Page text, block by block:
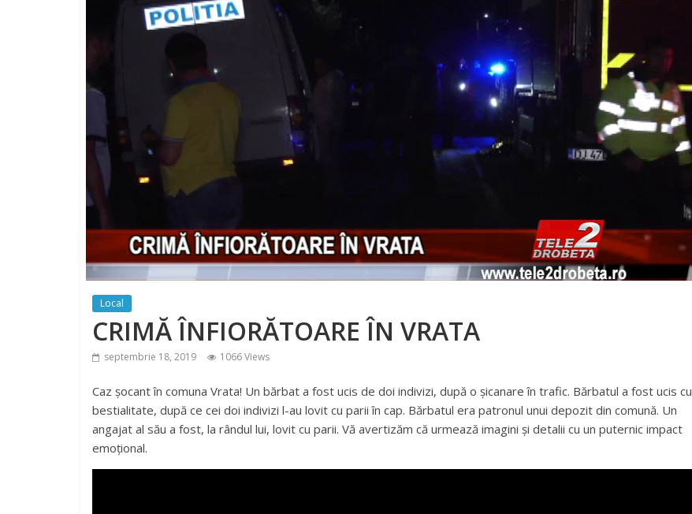
Local
CRIMĂ ÎNFIORĂTOARE ÎN VRATA
septembrie 18, 2019 1066 Views
Caz șocant în comuna Vrata! Un bărbat a fost ucis de doi indivizi, după o șicanare în trafic. Bărbatul a fost ucis cu
bestialitate, după ce cei doi indivizi l-au lovit cu parii în cap. Bărbatul era patronul unui depozit din comună. Un
angajat al său a fost, la rândul lui, lovit cu parii. Vă avertizăm că urmează imagini și detalii cu un puternic impact
emoțional.